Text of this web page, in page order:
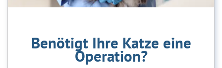
Benötigt Ihre Katze eine
Operation?